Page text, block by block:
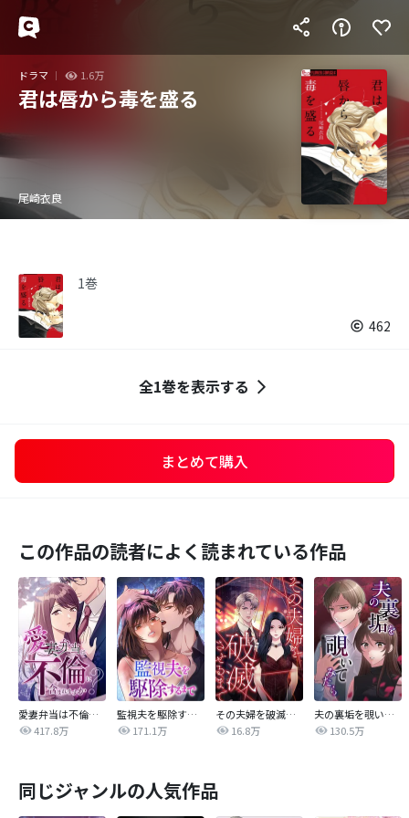
ドラマ 1.6万
君は唇から毒を盛る
尾崎衣良
1巻
462
全1巻を表示する
まとめて購入
この作品の読者によく読まれている作品
愛妻弁当は不倫に含まれますか？
417.8万
監視夫を駆除するまで
171.1万
その夫婦を破滅させるまで
16.8万
夫の裏垢を覗いてみたら
130.5万
同じジャンルの人気作品